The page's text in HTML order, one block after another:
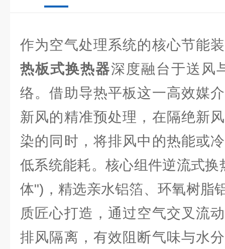
作为空气处理系统的核心节能
热板式换热器深度融台于送风
络。借助导热平板这一高效媒
新风的精准预处理，在隔绝新
染的同时，将排风中的热能或
低系统能耗。核心组件逆流式换
体")，精选亲水铝箔、环氧树脂
质匠心打造，通过空气交叉流
排风隔离，有效阻断气味与水